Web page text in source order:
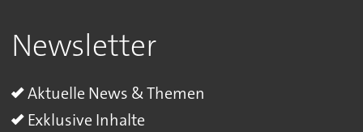
Newsletter
Aktuelle News & Themen
Exklusive Inhalte